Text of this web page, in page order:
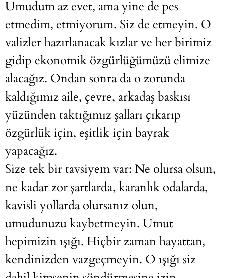
Umudum az evet, ama yine de pes
etmedim, etmiyorum. Siz de etmeyin. O
valizler hazırlanacak kızlar ve her birimiz
gidip ekonomik özgürlüğümüzü elimize
alacağız. Ondan sonra da o zorunda
kaldığımız aile, çevre, arkadaş baskısı
yüzünden taktığımız şalları çıkarıp
özgürlük için, eşitlik için bayrak
yapacağız.
Size tek bir tavsiyem var: Ne olursa olsun,
ne kadar zor şartlarda, karanlık odalarda,
kavisli yollarda olursanız olun,
umudunuzu kaybetmeyin. Umut
hepimizin ışığı. Hiçbir zaman hayattan,
kendinizden vazgeçmeyin. O ışığı siz